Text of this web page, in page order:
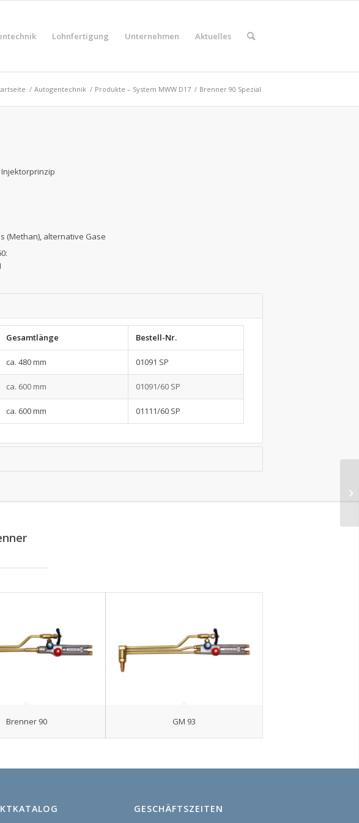
Lohnfertigung Unternehmen Aktuelles
/ Autogentechnik / Produkte – System MWW D17 / Brenner 90 Spezial
(Methan), alternative Gase
Gesamtlänge Bestell-Nr.
ca. 480 mm 01091 SP
ca. 600 mm 01091/60 SP
ca. 600 mm 01111/60 SP
Brenner 90 GM 93
GESCHÄFTSZEITEN